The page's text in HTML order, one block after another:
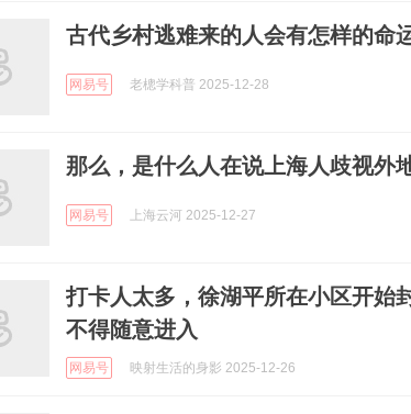
古代乡村逃难来的人会有怎样的命
网易号 老樬学科普 2025-12-28
那么，是什么人在说上海人歧视外
网易号 上海云河 2025-12-27
打卡人太多，徐湖平所在小区开始
不得随意进入
网易号 映射生活的身影 2025-12-26